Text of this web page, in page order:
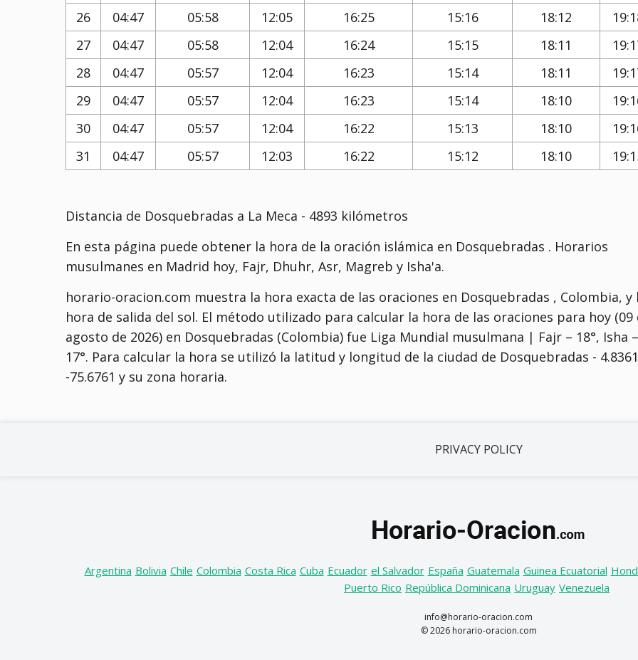
26
04:47 05:58 12:05 16:25 15:16 18:12
27
04:47 05:58 12:04 16:24 15:15 18:11
28
04:47 05:57 12:04 16:23 15:14 18:11
29
04:47 05:57 12:04 16:23 15:14 18:10
30
04:47 05:57 12:04 16:22 15:13 18:10
31
04:47 05:57 12:03 16:22 15:12 18:10
Distancia de Dosquebradas a La Meca - 4893 kilómetros
En esta página puede obtener la hora de la oración islámica en Dosquebradas . Horarios
musulmanes en Madrid hoy, Fajr, Dhuhr, Asr, Magreb y Isha'a.
horario-oracion.com muestra la hora exacta de las oraciones en Dosquebradas , Colombia, y
hora de salida del sol. El método utilizado para calcular la hora de las oraciones para hoy (09
agosto de 2026) en Dosquebradas (Colombia) fue Liga Mundial musulmana | Fajr – 18°, Isha –
17°. Para calcular la hora se utilizó la latitud y longitud de la ciudad de Dosquebradas -
-75.6761 y su zona horaria.
PRIVACY POLICY
Argentina Bolivia Chile Colombia Costa Rica Cuba Ecuador el Salvador España Guatemala Guinea Ecuatorial
Puerto Rico República Dominicana Uruguay Venezuela
info@horario-oracion.com
© 2026 horario-oracion.com